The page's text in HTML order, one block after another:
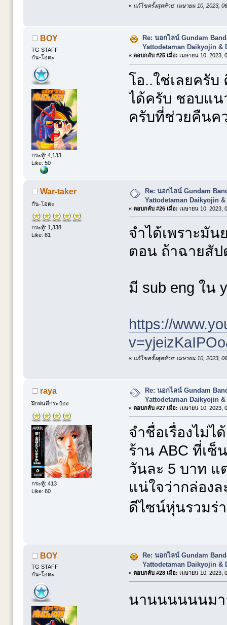
« แก้ไขครั้งสุดท้าย: เมษายน 10, 2023,
BOY
TG STAFF
กัน-โอตะ
กระทู้: 4,133
Like: 50
Re: นอกไลน์ Gundam
Yattodetaman Daikyojin &
« ตอบกลับ #25 เมื่อ: เมษายน 10, 2023,
โอ..ใช่เลยครั
ได้ครับ ชอบแน
ครับที่ช่วยคืนค
War-taker
กัน-โอตะ
กระทู้: 1,338
Like: 81
Re: นอกไลน์ Gundam
Yattodetaman Daikyojin &
« ตอบกลับ #26 เมื่อ: เมษายน 10, 2023,
จำได้เพราะมัน
ตอน ถ้าฉายสั
มี sub eng ใน
https://
« แก้ไขครั้งสุดท้าย: เมษายน 10, 2023,
raya
ฝึกพ่นสีกระป๋อง
กระทู้: 413
Like: 60
Re: นอกไลน์ Gundam
Yattodetaman Daikyojin &
« ตอบกลับ #27 เมื่อ: เมษายน 10, 2023,
จำชื่อเรื่องไม่
ร้าน ABC ที่เ
วันละ 5 บาท แ
แน่ใจว่ากล่อง
ดีไซน์หุ่นรวมร่
BOY
TG STAFF
กัน-โอตะ
Re: นอกไลน์ Gundam
Yattodetaman Daikyojin &
« ตอบกลับ #28 เมื่อ: เมษายน 10, 2023,
นานนนนนนมา